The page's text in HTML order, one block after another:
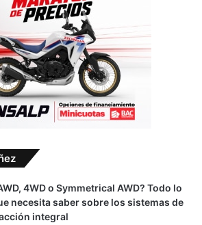
4WD o Symmetrical AWD? Todo lo
necesita saber sobre los sistemas de
integral